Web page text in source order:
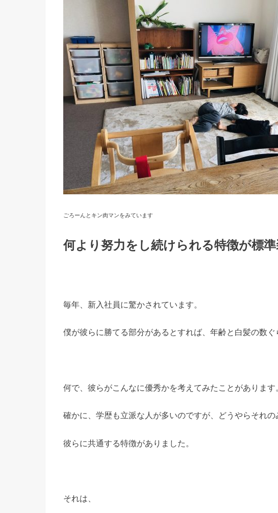
ごろーんとキン肉マンをみています
何より努力をし続けられる特徴が標準
毎年、新入社員に驚かされています。
僕が彼らに勝てる部分があるとすれば、年齢と白髪の数ぐ
何で、彼らがこんなに優秀かを考えてみたことがあります
確かに、学歴も立派な人が多いのですが、どうやらそれの
彼らに共通する特徴がありました。
それは、